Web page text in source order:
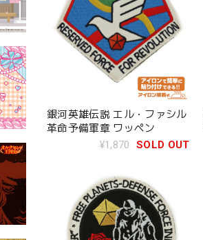
銀河英雄伝説 エル・ファシル
革命予備軍章 ワッペン
¥1,870
SOLD OUT